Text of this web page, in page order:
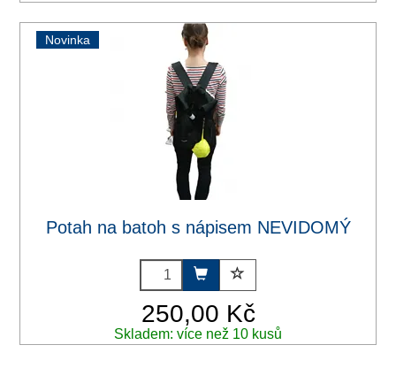
Novinka
Potah na batoh s nápisem NEVIDOMÝ
250,00 Kč
Skladem: více než 10 kusů